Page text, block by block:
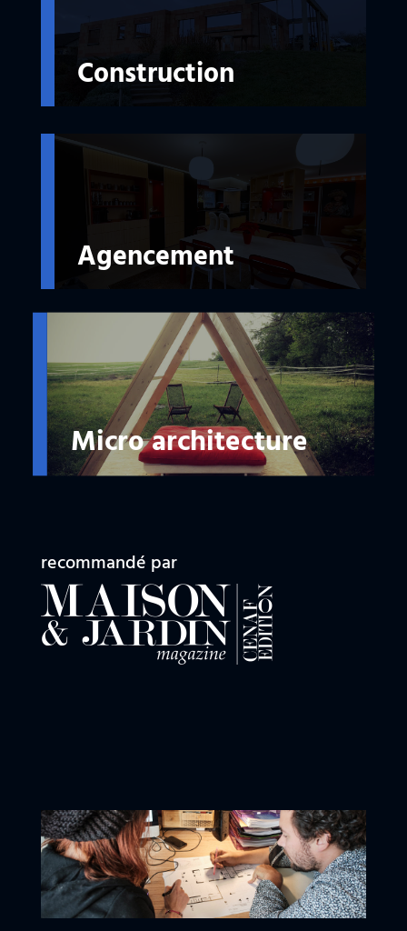
Construction
Agencement
Micro architecture
recommandé par